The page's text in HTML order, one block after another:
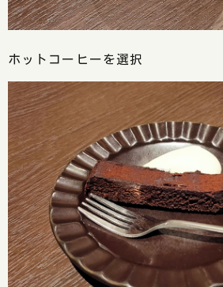
ホットコーヒーを選択